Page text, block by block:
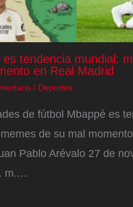
es tendencia mundial:
en Real Madrid
/ Deportes
de fútbol Mbappé es
de su mal
Pablo Arévalo 27 de
m.…